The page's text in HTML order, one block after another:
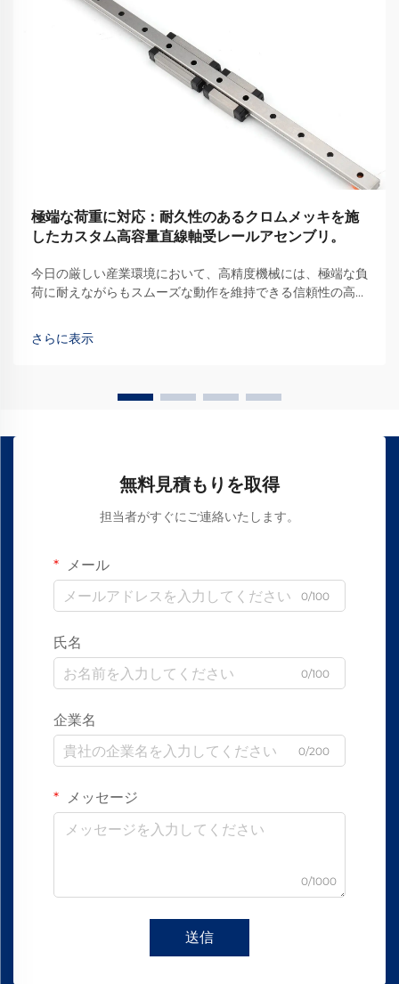
極端な荷重に対応：耐久性のあるクロムメッキを施
したカスタム高容量直線軸受レールアセンブリ。
今日の厳しい産業環境において、高精度機械には、極端な負
荷に耐えながらもスムーズな動作を維持できる信頼性の高い
ルシステムは、数多くの自動化装置の基盤として機能しま
す…
さらに表示
無料見積もりを取得
担当者がすぐにご連絡いたします。
メール
0/100
氏名
0/100
企業名
0/200
メッセージ
0/1000
送信